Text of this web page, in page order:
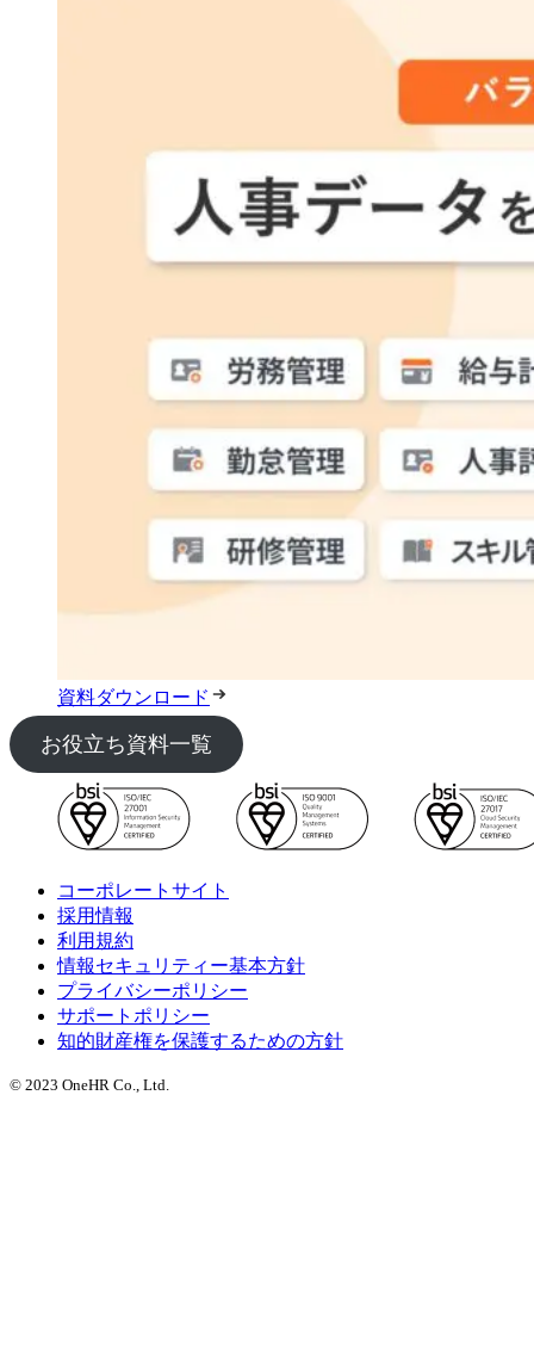
資料ダウンロード
お役立ち資料一覧
コーポレートサイト
採用情報
利用規約
情報セキュリティー基本方針
プライバシーポリシー
サポートポリシー
知的財産権を保護するための方針
© 2023 OneHR Co., Ltd.